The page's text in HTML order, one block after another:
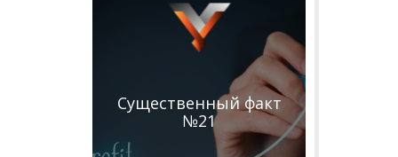
Существенный факт
№21